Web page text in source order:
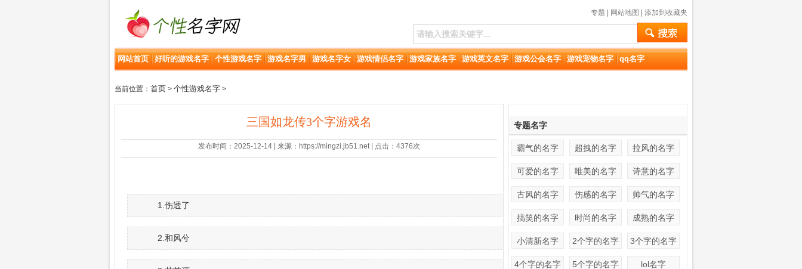
专题 网站地图 添加到收藏夹
网站首页 好听的游戏名字 个性游戏名字 游戏名字男 游戏名字女 游戏情侣名字 游戏家族名字 游戏英文名字 游戏公会名字 游戏宠物名字 qq名字
当前位置： 首页 > 个性游戏名字 >
三国如龙传3个字游戏名
发布时间：2025-12-14 | 来源：https://mingzi.jb51.net | 点击：4376次
1.伤透了
2.和风兮
专题名字
霸气的名字 超拽的名字 拉风的名字
可爱的名字 唯美的名字 诗意的名字
古风的名字 伤感的名字 帅气的名字
搞笑的名字 时尚的名字 成熟的名字
小清新名字 2个字的名字 3个字的名字
4个字的名字 5个字的名字 lol名字